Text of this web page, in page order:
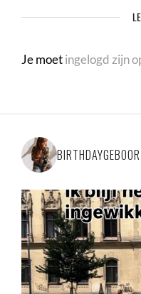
Je moetingelogd zijn